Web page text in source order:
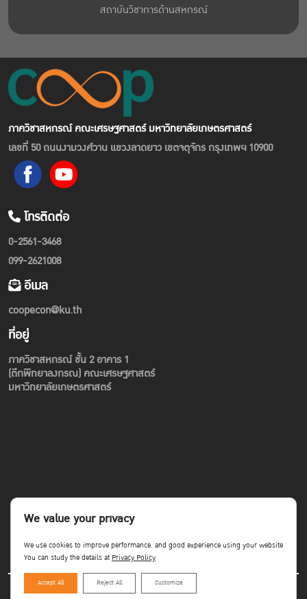
สถาบันวิชาการด้านสหกรณ์
ภาควิชาสหกรณ์ คณะเศรษฐศาสตร์ มหาวิทยาลัยเกษตรศาสตร์
เลขที่ 50 ถนนงามวงศ์วาน แขวงลาดยาว เขตจตุจักร กรุงเทพฯ 10900
โทรติดต่อ
0-2561-3468
099-2621008
อีเมล
coopecon@ku.th
ที่อยู่
ภาควิชาสหกรณ์ ชั้น 2 อาคาร 1
(ตึกพิทยาลงกรณ) คณะเศรษฐศาสตร์
มหาวิทยาลัยเกษตรศาสตร์
Copyright©Faculty of Economics KU
We value your privacy
We use cookies to improve performance. and good experience using your website
You can study the details atPrivacy Policy
Accept All Reject All Customize